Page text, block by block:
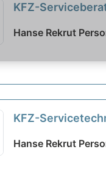
KFZ-
Hanse Rekrut
KFZ-
Hanse Rekrut